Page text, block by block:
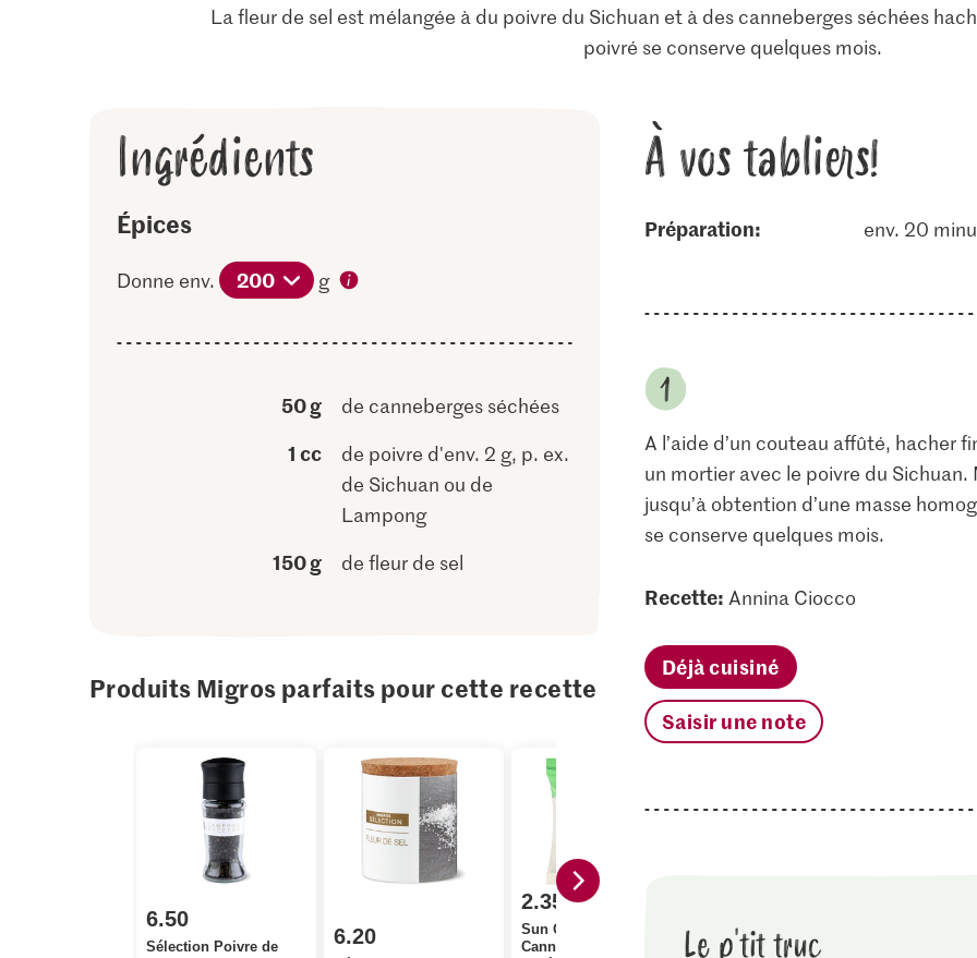
La fleur de sel est mélangée à du poivre du Sichuan et à des canneberges séchées
poivré se conserve quelques mois.
Ingrédients
Épices
Donne env. 200 g
50 g de canneberges séchées
1 cc
de poivre d'env. 2 g, p. ex.
de Sichuan ou de
Lampong
150 g de fleur de sel
Produits Migros parfaits pour cette recette
6.50
Sélection Poivre de
6.20
2.35
Sun Queen
Canneberges sucrées
À vos tabliers!
Préparation: env. 20
A l’aide d’un couteau affûté, hacher
un mortier avec le poivre du
jusqu’à obtention d’une masse
se conserve quelques mois.
Recette: Annina Ciocco
Déjà cuisiné
Saisir une note
Le p'tit truc